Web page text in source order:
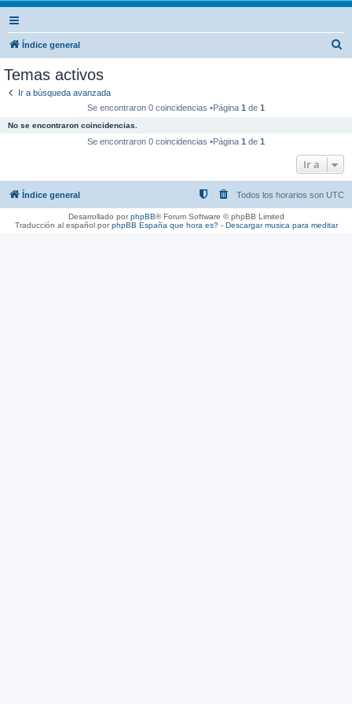
Índice general
Temas activos
Ir a búsqueda avanzada
Se encontraron 0 coincidencias •Página 1 de 1
No se encontraron coincidencias.
Se encontraron 0 coincidencias •Página 1 de 1
Ir a
Índice general Todos los horarios son UTC
Desarrollado porphpBB® Forum Software © phpBB Limited
Traducción al español porphpBB España que hora es?- Descargar musica para meditar